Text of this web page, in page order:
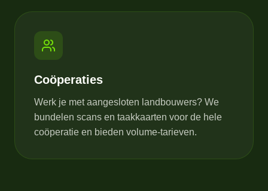
Coöperaties
Werk je met aangesloten landbouwers? We
bundelen scans en taakkaarten voor de hele
coöperatie en bieden volume-tarieven.